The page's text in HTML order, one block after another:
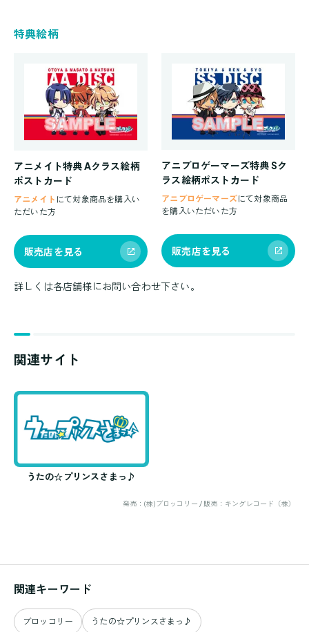
特典絵柄
アニメイト特典 Aクラス絵柄
ポストカード
アニメイト にて対象商品を購入い
ただいた方
販売店を見る
アニブロゲーマーズ特典 Sク
ラス絵柄ポストカード
アニブロゲーマーズにて対象商品
を購入いただいた方
販売店を見る
詳しくは各店舗様にお問い合わせ下さい。
関連サイト
うたの☆プリンスさまっ♪
発売：(株)ブロッコリー / 販売：キングレコード（株）
関連キーワード
ブロッコリー うたの☆プリンスさまっ♪